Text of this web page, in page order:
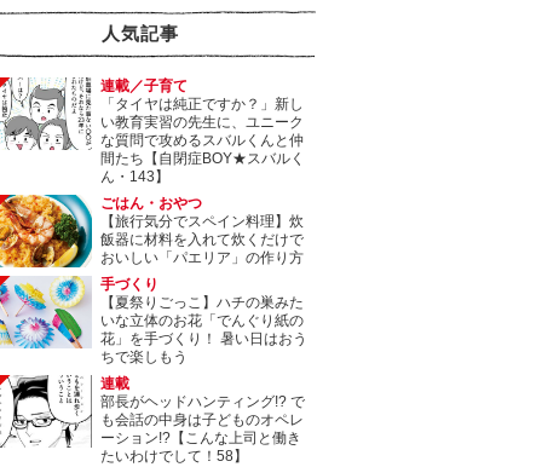
人気記事
連載／子育て
「タイヤは純正ですか？」新し
い教育実習の先生に、ユニーク
な質問で攻めるスバルくんと仲
間たち【自閉症BOY★スバルく
ん・143】
ごはん・おやつ
【旅行気分でスペイン料理】炊
飯器に材料を入れて炊くだけで
おいしい「パエリア」の作り方
手づくり
【夏祭りごっこ】ハチの巣みた
いな立体のお花「でんぐり紙の
花」を手づくり！ 暑い日はおう
ちで楽しもう
連載
部長がヘッドハンティング!? で
も会話の中身は子どものオペレ
ーション!?【こんな上司と働き
たいわけでして！58】